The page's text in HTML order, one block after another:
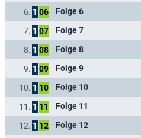
6. 1 06 Folge 6
7. 1 07 Folge 7
8. 1 08 Folge 8
9. 1 09 Folge 9
10. 1 10 Folge 10
11. 1 11 Folge 11
12. 1 12 Folge 12